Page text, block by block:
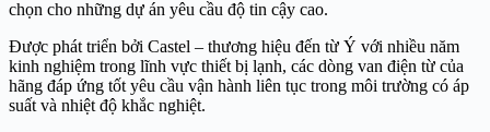
chọn cho những dự án yêu cầu độ tin cậy cao.
Được phát triển bởi Castel – thương hiệu đến từ Ý với nhiều năm
kinh nghiệm trong lĩnh vực thiết bị lạnh, các dòng van điện từ của
hãng đáp ứng tốt yêu cầu vận hành liên tục trong môi trường có áp
suất và nhiệt độ khắc nghiệt.